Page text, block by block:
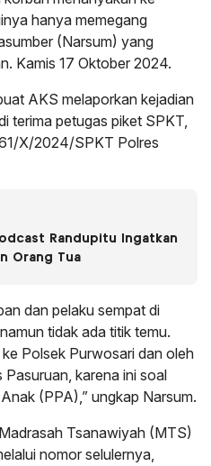
hanya memegang
(Narsum) yang
Kamis 17 Oktober 2024.
AKS melaporkan kejadian
terima petugas piket SPKT,
X/2024/SPKT Polres
Randupitu Ingatkan
Orang Tua
dan pelaku sempat di
tidak ada titik temu.
Polsek Purwosari dan oleh
karena ini soal
(PPA),” ungkap Narsum.
Tsanawiyah (MTS)
nomor selulernya,